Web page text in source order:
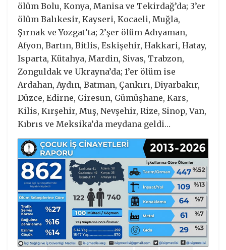
ölüm Bolu, Konya, Manisa ve Tekirdağ’da; 3’er
ölüm Balıkesir, Kayseri, Kocaeli, Muğla,
Şırnak ve Yozgat’ta; 2’şer ölüm Adıyaman,
Afyon, Bartın, Bitlis, Eskişehir, Hakkari, Hatay,
Isparta, Kütahya, Mardin, Sivas, Trabzon,
Zonguldak ve Ukrayna’da; 1’er ölüm ise
Ardahan, Aydın, Batman, Çankırı, Diyarbakır,
Düzce, Edirne, Giresun, Gümüşhane, Kars,
Kilis, Kırşehir, Muş, Nevşehir, Rize, Sinop, Van,
Kıbrıs ve Meksika’da meydana geldi…